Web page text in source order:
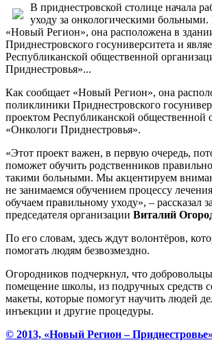
В приднестровской столице начала
уходу за онкологическими
«Новый Регион», она расположена в
Приднестровского госуниверситета и
Республиканской общественной
Приднестровья»...
Как сообщает «Новый Регион», она
поликлиники Приднестровского
проектом Республиканской общественной
«Онкологи Приднестровья».
«Этот проект важен, в первую очередь,
поможет обучить родственников
такими больными. Мы акцентируем
не занимаемся обучением процессу
обучаем правильному уходу», – рассказал
председателя организации Виталий
По его словам, здесь ждут волонтёров,
помогать людям безвозмездно.
Огородников подчеркнул, что
помещение школы, из подручных средств
макеты, которые помогут научить людей
инъекции и другие процедуры.
© 2013, «Новый Регион – Приднестровье»